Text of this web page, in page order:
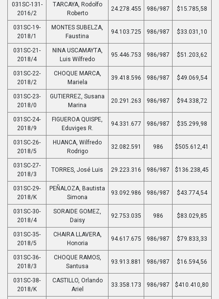
031SC-131-
2016/2
TARCAYA, Rodolfo
Roberto
24.278.455 986/987 $15.785,58
031SC-19-
2018/1
MONTES SUBELZA,
Faustina
94.103.725 986/987 $33.031,10
031SC-21-
2018/4
NINA USCAMAYTA,
Luis Wilfredo
95.446.753 986/987 $51.203,62
031SC-22-
2018/2
CHOQUE MARCA,
Mariela
39.418.596 986/987 $49.069,54
031SC-23-
2018/0
GUTIERREZ, Susana
Marina
20.291.263 986/987 $94.338,72
031SC-24-
2018/9
FIGUEROA QUISPE,
Eduviges R.
94.331.677 986/987 $35.299,98
031SC-26-
2018/5
HUANCA, Wilfredo
Rodrigo
32.082.591 986 $505.612,41
031SC-27-
2018/3
TORRES, José Luis 29.223.316 986/987 $136.238,45
031SC-29-
2018/K
PEÑALOZA, Bautista
Simona
93.092.986 986/987 $43.774,54
031SC-30-
2018/4
SORAIDE GOMEZ,
Daisy
92.753.035 986 $83.029,85
031SC-35-
2018/5
CHAIRA LLAVERA,
Honoria
94.617.675 986/987 $79.833,33
031SC-36-
2018/3
CHOQUE RAMOS,
Santusa
93.913.881 986/987 $16.594,56
031SC-38-
2018/K
CASTILLO, Orlando
Ariel
33.358.173 986/987 $410.410,80